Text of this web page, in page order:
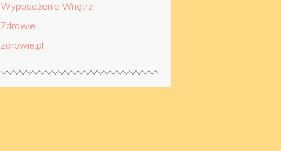
Wyposażenie Wnętrz
Zdrowie
zdrowie.pl